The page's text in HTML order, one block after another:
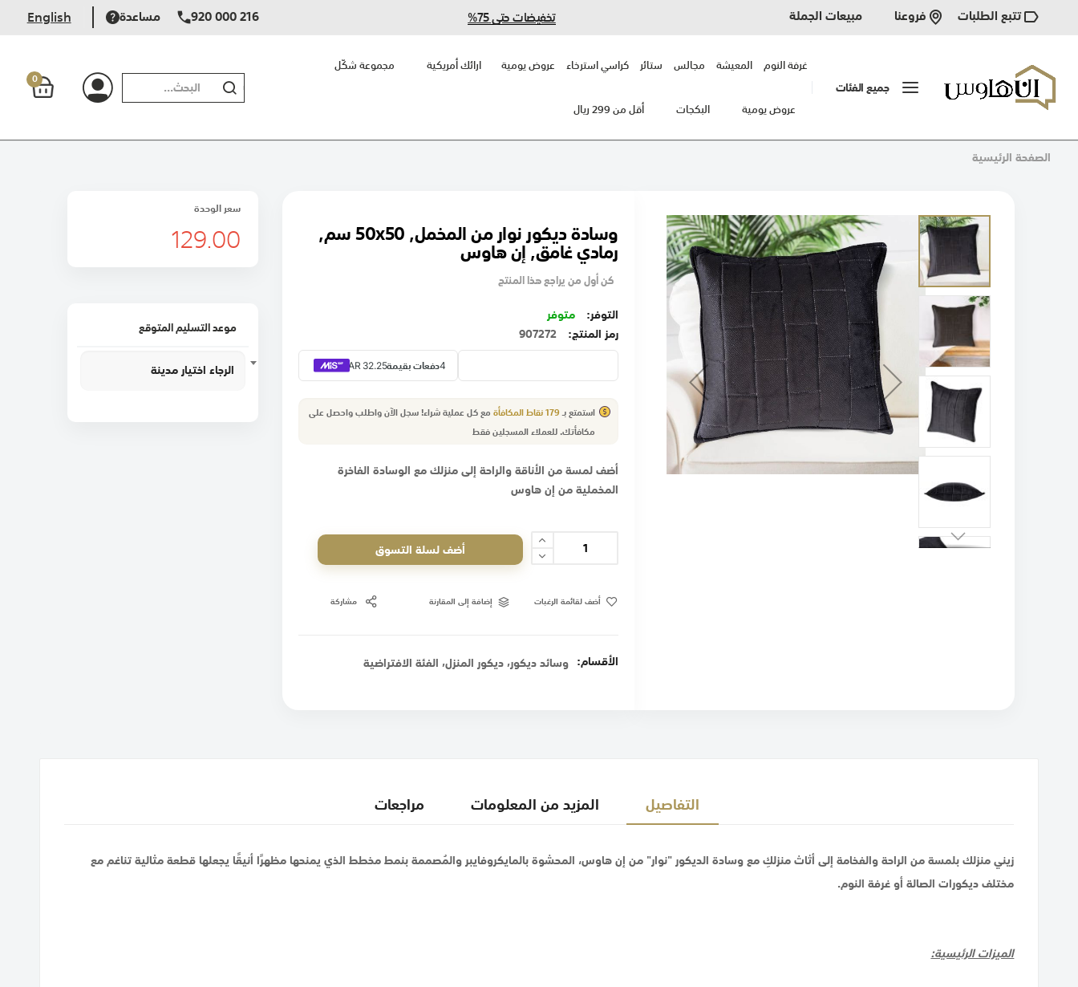
تتبع الطلبات فروعنا مبيعات الجملة تخفيضات حتى 75% مساعدة 920 000 216
English
جميع الفئات
غرفة النوم المعيشة مجالس ستائر كراسي استرخاء عروض يومية ارائك أمريكية مجموعة شكّل
عروض يومية البكجات أقل من 299 ريال
بحث
0
الصفحة الرئيسية
انتقل
إلى
النهاية
معرض
الصور
وسادة ديكور نوار من المخمل, 50x50 سم,
رمادي غامق, إن هاوس
كن أول من يراجع هذا المنتج
متوفر
رمز المنتج
907272
استمتع بـ179نقاط المكافأةمع كل عملية شراء! سجل الآن واطلب واحصل على
مكافأتك.للعملاءالمسجلين فقط
أضف لمسة من الأناقة والراحة إلى منزلك مع الوسادة الفاخرة
المخملية من إن هاوس
أضف لسلة التسوق
أضف لقائمة الرغبات إضافة إلى المقارنة مشاركة
الأقسام: وسائد ديكور,ديكور المنزل,الفئة الافتراضية
سعر الوحدة
129.00
موعد التسليم المتوقع
الرجاء اختيار مدينة
التفاصيل
زيني منزلك بلمسة من الراحة والفخامة إلى أثاث منزلكِ مع وسادة الديكور "نوار" من إن هاوس، المحشوة بالمايكروفايبر والمُصممة بنمط مخطط الذي يمنحها مظهرًا أنيقًا يجعلها قطعة مثالية تناغم مع
مختلف ديكورات الصالة أو غرفة النوم.
الميزات الرئيسية:
المزيد من المعلومات مراجعات